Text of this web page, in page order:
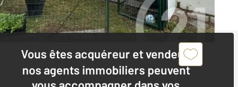
Vous êtes acquéreur et vendeur,
nos agents immobiliers peuvent